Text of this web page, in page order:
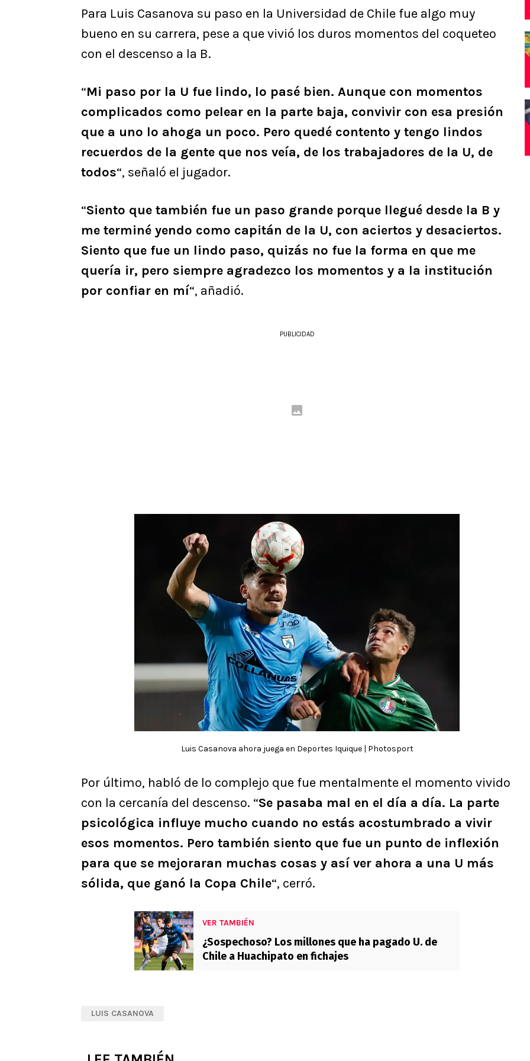
Para Luis Casanova su paso en la Universidad de Chile fue algo muy
bueno en su carrera, pese a que vivió los duros momentos del coqueteo
con el descenso a la B.
“Mi paso por la U fue lindo, lo pasé bien. Aunque con momentos
complicados como pelear en la parte baja, convivir con esa presión
que a uno lo ahoga un poco. Pero quedé contento y tengo lindos
recuerdos de la gente que nos veía, de los trabajadores de la U, de
todos“, señaló el jugador.
“Siento que también fue un paso grande porque llegué desde la B y
me terminé yendo como capitán de la U, con aciertos y desaciertos.
Siento que fue un lindo paso, quizás no fue la forma en que me
quería ir, pero siempre agradezco los momentos y a la institución
por confiar en mí“, añadió.
PUBLICIDAD
Luis Casanova ahora juega en Deportes Iquique | Photosport
Por último, habló de lo complejo que fue mentalmente el momento vivido
con la cercanía del descenso. “Se pasaba mal en el día a día. La parte
psicológica influye mucho cuando no estás acostumbrado a vivir
esos momentos. Pero también siento que fue un punto de inflexión
para que se mejoraran muchas cosas y así ver ahora a una U más
sólida, que ganó la Copa Chile“, cerró.
VER TAMBIÉN
¿Sospechoso? Los millones que ha pagado U. de
Chile a Huachipato en fichajes
LUIS CASANOVA